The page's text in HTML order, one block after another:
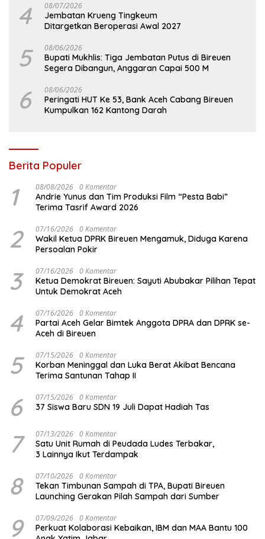
4 08/07/2026
Jembatan Krueng Tingkeum
Ditargetkan Beroperasi Awal 2027
5 08/06/2026
Bupati Mukhlis: Tiga Jembatan Putus di Bireuen
Segera Dibangun, Anggaran Capai 500 M
6 08/06/2026
Peringati HUT Ke 53, Bank Aceh Cabang Bireuen
Kumpulkan 162 Kantong Darah
Berita Populer
1 08/08/2026 0 Komentar
Andrie Yunus dan Tim Produksi Film “Pesta Babi”
Terima Tasrif Award 2026
2 07/16/2026 0 Komentar
Wakil Ketua DPRK Bireuen Mengamuk, Diduga Karena
Persoalan Pokir
3 07/16/2026 0 Komentar
Ketua Demokrat Bireuen: Sayuti Abubakar Pilihan Tepat
Untuk Demokrat Aceh
4 07/16/2026 0 Komentar
Partai Aceh Gelar Bimtek Anggota DPRA dan DPRK se-
Aceh di Bireuen
5 07/15/2026 0 Komentar
Korban Meninggal dan Luka Berat Akibat Bencana
Terima Santunan Tahap II
6 07/15/2026 0 Komentar
37 Siswa Baru SDN 19 Juli Dapat Hadiah Tas
7 07/13/2026 0 Komentar
Satu Unit Rumah di Peudada Ludes Terbakar,
3 Lainnya Ikut Terdampak
8 07/10/2026 0 Komentar
Tekan Timbunan Sampah di TPA, Bupati Bireuen
Launching Gerakan Pilah Sampah dari Sumber
9 07/09/2026 0 Komentar
Perkuat Kolaborasi Kebaikan, IBM dan MAA Bantu 100